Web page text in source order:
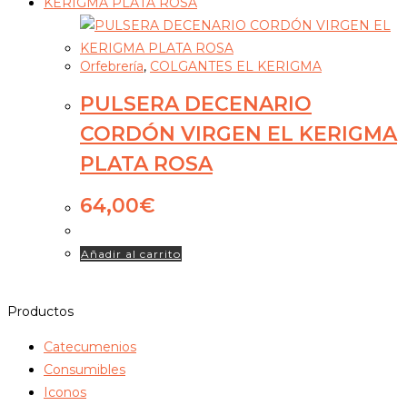
Orfebrería, COLGANTES EL KERIGMA
PULSERA DECENARIO
CORDÓN VIRGEN EL KERIGMA
PLATA ROSA
64,00€
Añadir al carrito
Productos
Catecumenios
Consumibles
Iconos